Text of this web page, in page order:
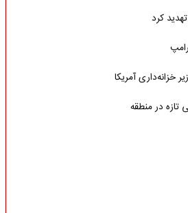
کرد
خزانه‌داری آمریکا
در منطقه